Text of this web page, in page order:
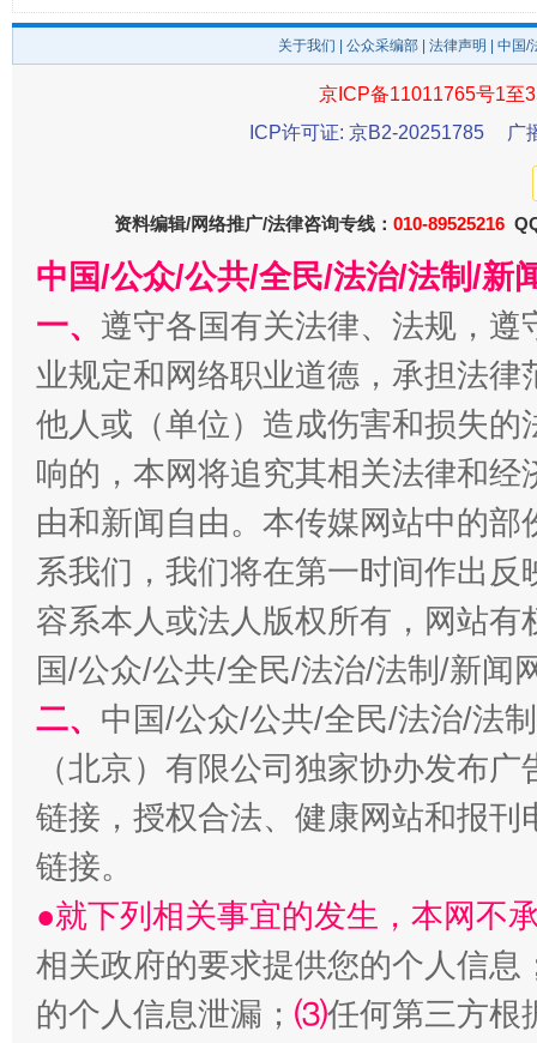
东山县通报“牛蛙产品抗生素超标问题” 法
千年窑火 生生不息
揭开“小金库”的免责幌子
关于我们 公众采编部 法律声明 | 中国
京ICP备11011765号1至
ICP许可证: 京B2-20251785
广
资料编辑/网络推广/法律咨询专线： 010-89525216
中国/公众/公共/全民/法治/法制/新
一、 遵守各国有关法律、法规，
业规定和网络职业道德，承担法
他人或（单位）造成伤害和损失
响的，本网将追究其相关法律和
由和新闻自由。本传媒网站中的
系我们，我们将在第一时间作出
容系本人或法人版权所有，网站
国/公众/公共/全民/法治/法制/新闻
二、 中国/公众/公共/全民/法治/法
（北京）有限公司独家协办发布
链接，授权合法、健康网站和报
链接。
●就下列相关事宜的发生，本网不
相关政府的要求提供您的个人信息
的个人信息泄漏； ⑶任何第三方根